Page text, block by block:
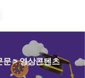
> 영상콘텐츠